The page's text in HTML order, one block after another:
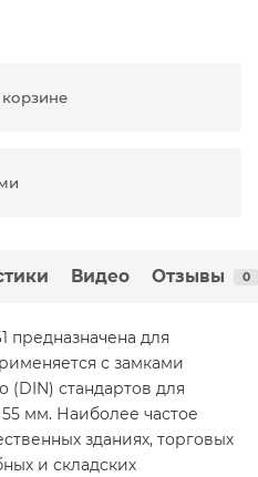
Видео Отзывы 0
предназначена для
с замками
(DIN) стандартов для
мм. Наиболее частое
зданиях, торговых
и складских